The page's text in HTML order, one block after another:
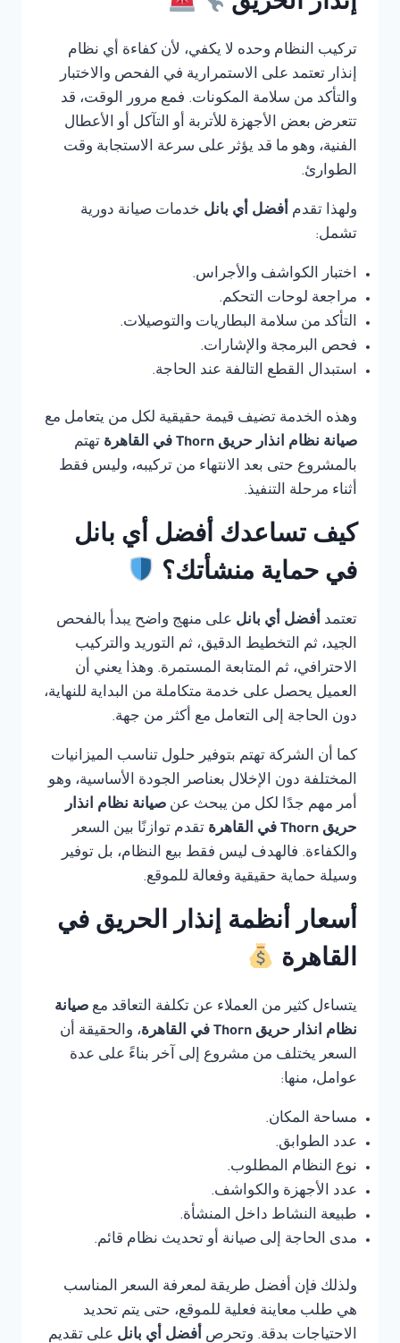
إنذار الحريق
تركيب النظام وحده لا يكفي، لأن كفاءة أي نظام
إنذار تعتمد على الاستمرارية في الفحص والاختبار
والتأكد من سلامة المكونات. فمع مرور الوقت، قد
تتعرض بعض الأجهزة للأتربة أو التآكل أو الأعطال
الفنية، وهو ما قد يؤثر على سرعة الاستجابة وقت
الطوارئ.
ولهذا تقدم أفضل أي بانل خدمات صيانة دورية
تشمل:
اختبار الكواشف والأجراس.
مراجعة لوحات التحكم.
التأكد من سلامة البطاريات والتوصيلات.
فحص البرمجة والإشارات.
استبدال القطع التالفة عند الحاجة.
وهذه الخدمة تضيف قيمة حقيقية لكل من يتعامل مع
صيانة نظام انذار حريق Thorn في القاهرة
تهتم
بالمشروع حتى بعد الانتهاء من تركيبه، وليس فقط
أثناء مرحلة التنفيذ.
كيف تساعدك أفضل أي بانل
في حماية منشأتك؟
تعتمد أفضل أي بانل على منهج واضح يبدأ بالفحص
الجيد، ثم التخطيط الدقيق، ثم التوريد والتركيب
الاحترافي، ثم المتابعة المستمرة. وهذا يعني أن
العميل يحصل على خدمة متكاملة من البداية للنهاية،
دون الحاجة إلى التعامل مع أكثر من جهة.
كما أن الشركة تهتم بتوفير حلول تناسب الميزانيات
المختلفة دون الإخلال بعناصر الجودة الأساسية، وهو
أمر مهم جدًا لكل من يبحث عن صيانة نظام انذار
حريق Thorn في القاهرة
تقدم توازنًا بين السعر
والكفاءة. فالهدف ليس فقط بيع النظام، بل توفير
وسيلة حماية حقيقية وفعالة للموقع.
أسعار أنظمة إنذار الحريق في
القاهرة
يتساءل كثير من العملاء عن تكلفة التعاقد مع صيانة
نظام انذار حريق Thorn في القاهرة
، والحقيقة أن
السعر يختلف من مشروع إلى آخر بناءً على عدة
عوامل، منها:
مساحة المكان.
عدد الطوابق.
نوع النظام المطلوب.
عدد الأجهزة والكواشف.
طبيعة النشاط داخل المنشأة.
مدى الحاجة إلى صيانة أو تحديث نظام قائم.
ولذلك فإن أفضل طريقة لمعرفة السعر المناسب
هي طلب معاينة فعلية للموقع، حتى يتم تحديد
الاحتياجات بدقة. وتحرص أفضل أي بانل على تقديم